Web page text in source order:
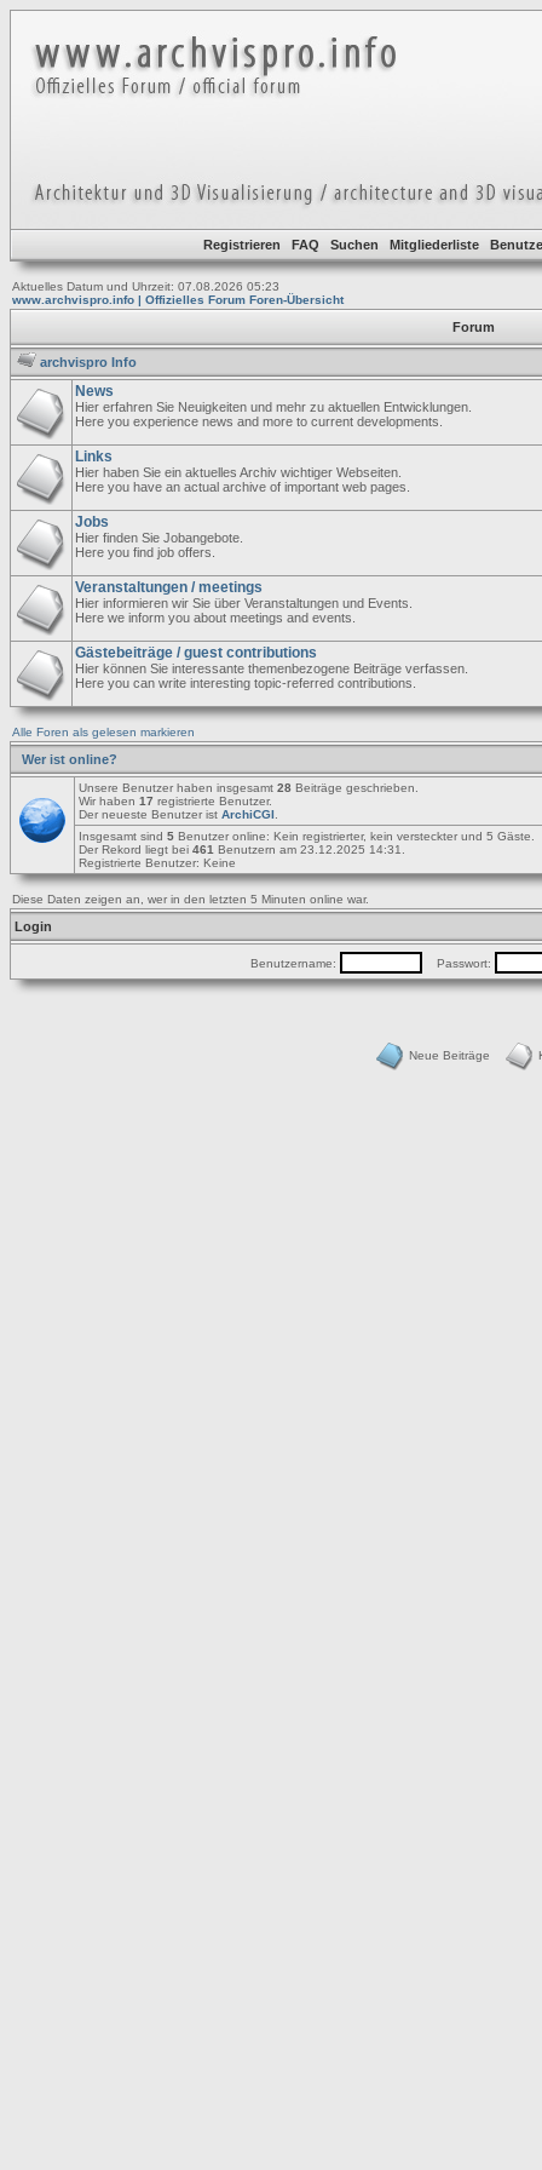
Registrieren FAQ Suchen Mitgliederliste
Aktuelles Datum und Uhrzeit: 07.08.2026 05:23
www.archvispro.info | Offizielles Forum Foren-Übersicht
Forum
archvispro Info
News
Hier erfahren Sie Neuigkeiten und mehr zu aktuellen Entwicklungen.
Here you experience news and more to current developments.
Links
Hier haben Sie ein aktuelles Archiv wichtiger Webseiten.
Here you have an actual archive of important web pages.
Jobs
Hier finden Sie Jobangebote.
Here you find job offers.
Veranstaltungen / meetings
Hier informieren wir Sie über Veranstaltungen und Events.
Here we inform you about meetings and events.
Gästebeiträge / guest contributions
Hier können Sie interessante themenbezogene Beiträge verfassen.
Here you can write interesting topic-referred contributions.
Alle Foren als gelesen markieren
Wer ist online?
Unsere Benutzer haben insgesamt 28 Beiträge geschrieben.
Wir haben 17 registrierte Benutzer.
Der neueste Benutzer ist ArchiCGI
Insgesamt sind 5 Benutzer online: Kein registrierter, kein versteckter und 5
Der Rekord liegt bei 461 Benutzern am 23.12.2025 14:31.
Registrierte Benutzer: Keine
Diese Daten zeigen an, wer in den letzten 5 Minuten online war.
Login
Benutzername: Passwort:
Neue Beiträge